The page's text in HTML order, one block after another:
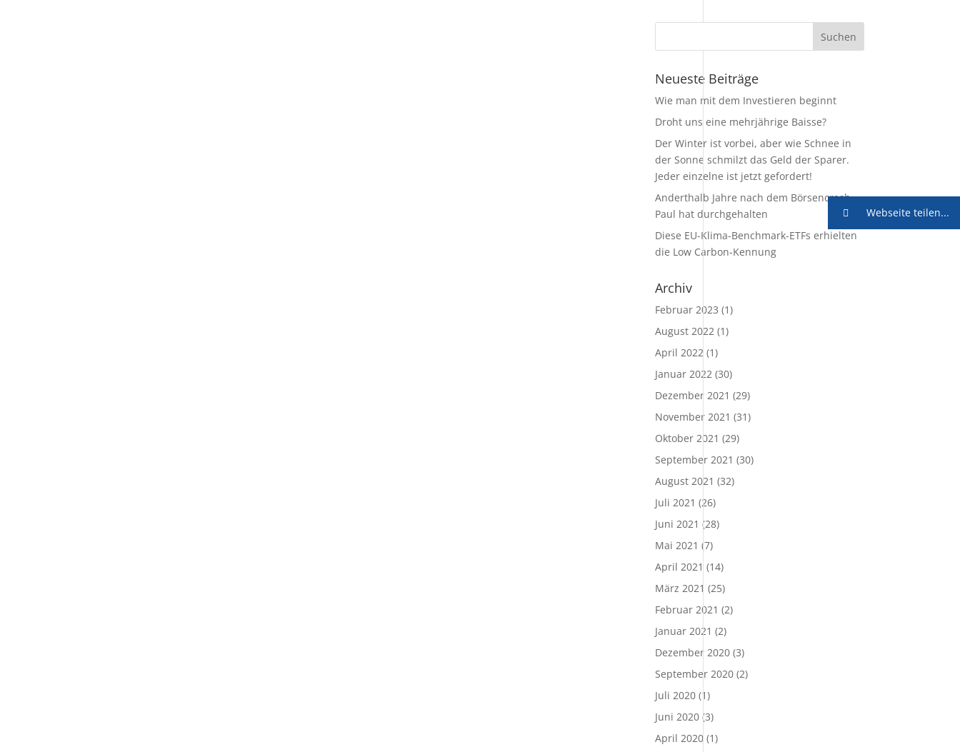
Neueste Beiträge
Wie man mit dem Investieren beginnt
Droht uns eine mehrjährige Baisse?
Der Winter ist vorbei, aber wie Schnee in
der Sonne schmilzt das Geld der Sparer.
Jeder einzelne ist jetzt gefordert!
Anderthalb Jahre nach dem Börsencrash –
Paul hat durchgehalten
Diese EU-Klima-Benchmark-ETFs erhielten
die Low Carbon-Kennung
Archiv
Februar 2023 (1)
August 2022 (1)
April 2022 (1)
Januar 2022 (30)
Dezember 2021 (29)
November 2021 (31)
Oktober 2021 (29)
September 2021 (30)
August 2021 (32)
Juli 2021 (26)
Juni 2021 (28)
Mai 2021 (7)
April 2021 (14)
März 2021 (25)
Februar 2021 (2)
Januar 2021 (2)
Dezember 2020 (3)
September 2020 (2)
Juli 2020 (1)
Juni 2020 (3)
April 2020 (1)
Webseite teilen...